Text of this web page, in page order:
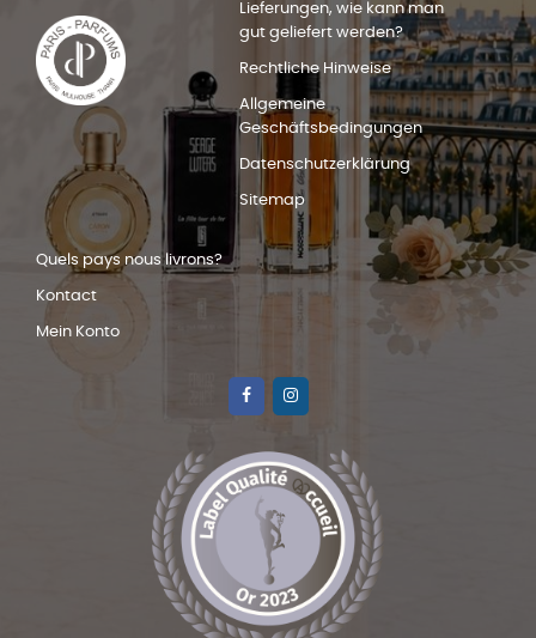
Lieferungen, wie kann man
gut geliefert werden?
Rechtliche Hinweise
Allgemeine
Geschäftsbedingungen
Datenschutzerklärung
Sitemap
Quels pays nous livrons?
Kontact
Mein Konto